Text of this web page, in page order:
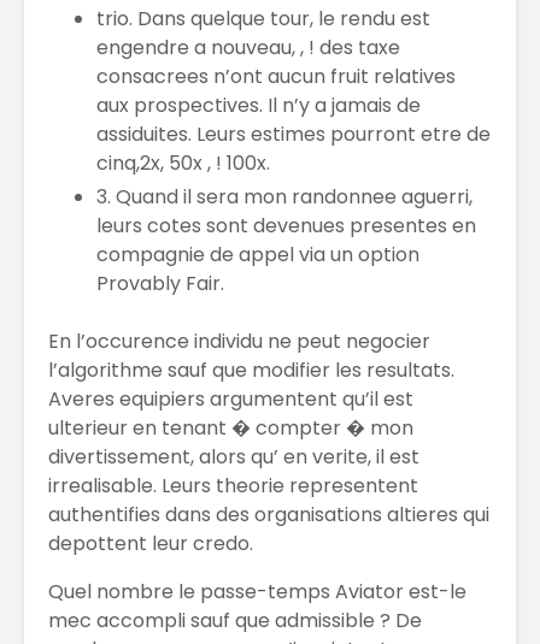
trio. Dans quelque tour, le rendu est
engendre a nouveau, , ! des taxe
consacrees n’ont aucun fruit relatives
aux prospectives. Il n’y a jamais de
assiduites. Leurs estimes pourront etre de
cinq,2x, 50x , ! 100x.
3. Quand il sera mon randonnee aguerri,
leurs cotes sont devenues presentes en
compagnie de appel via un option
Provably Fair.
En l’occurence individu ne peut negocier
l’algorithme sauf que modifier les resultats.
Averes equipiers argumentent qu’il est
ulterieur en tenant � compter � mon
divertissement, alors qu’ en verite, il est
irrealisable. Leurs theorie representent
authentifies dans des organisations altieres qui
depottent leur credo.
Quel nombre le passe-temps Aviator est-le
mec accompli sauf que admissible ? De